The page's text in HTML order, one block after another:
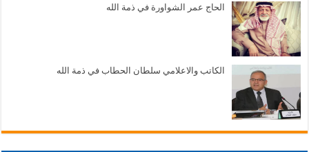
الحاج عمر الشواورة في ذمة الله
الكاتب والاعلامي سلطان الحطاب في ذمة الله